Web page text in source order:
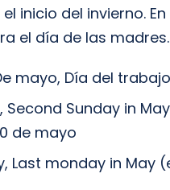
inicio del invierno.
el día de las madres.
mayo, Día del trabajo
Second Sunday in
de mayo
Last monday in May